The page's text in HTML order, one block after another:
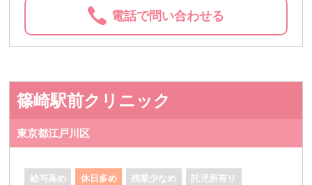
電話で問い合わせる
篠崎駅前クリニック
東京都江戸川区
給与高め 休日多め 残業少なめ 託児所有り